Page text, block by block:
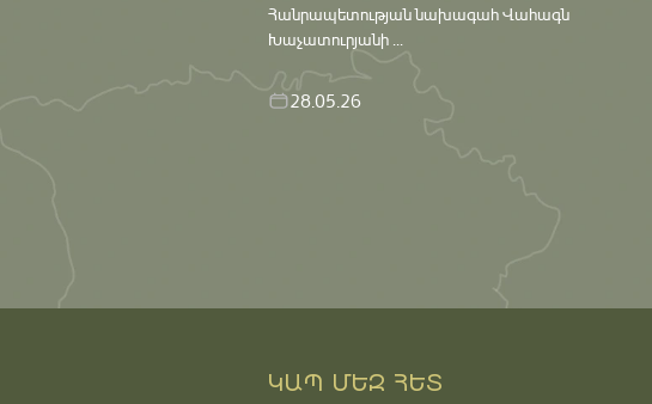
Հանրապետության նախագահ Վահագն
Խաչատուրյանի ...
28.05.26
ԿԱՊ ՄԵԶ ՀԵՏ